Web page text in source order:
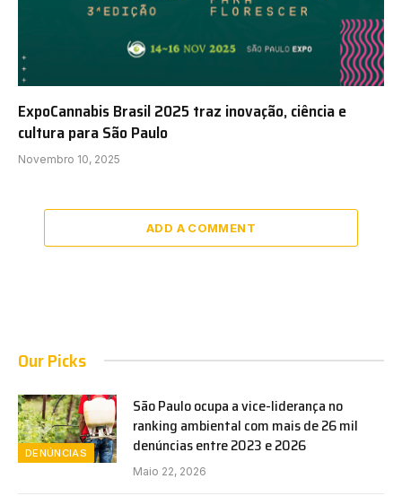
ExpoCannabis Brasil 2025 traz inovação, ciência e
cultura para São Paulo
Novembro 10, 2025
ADD A COMMENT
Our Picks
DENÚNCIAS
São Paulo ocupa a vice-liderança no
ranking ambiental com mais de 26 mil
denúncias entre 2023 e 2026
Maio 22, 2026